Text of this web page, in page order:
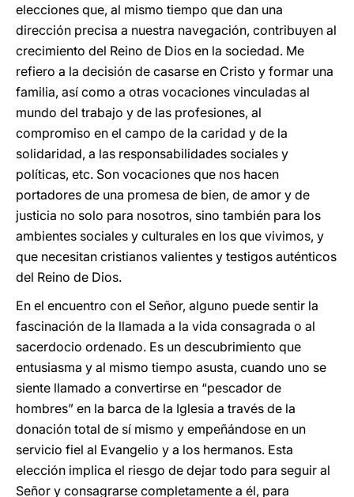
elecciones que, al mismo tiempo que dan una
dirección precisa a nuestra navegación, contribuyen al
crecimiento del Reino de Dios en la sociedad. Me
refiero a la decisión de casarse en Cristo y formar una
familia, así como a otras vocaciones vinculadas al
mundo del trabajo y de las profesiones, al
compromiso en el campo de la caridad y de la
solidaridad, a las responsabilidades sociales y
políticas, etc. Son vocaciones que nos hacen
portadores de una promesa de bien, de amor y de
justicia no solo para nosotros, sino también para los
ambientes sociales y culturales en los que vivimos, y
que necesitan cristianos valientes y testigos auténticos
del Reino de Dios.
En el encuentro con el Señor, alguno puede sentir la
fascinación de la llamada a la vida consagrada o al
sacerdocio ordenado. Es un descubrimiento que
entusiasma y al mismo tiempo asusta, cuando uno se
siente llamado a convertirse en “pescador de
hombres” en la barca de la Iglesia a través de la
donación total de sí mismo y empeñándose en un
servicio fiel al Evangelio y a los hermanos. Esta
elección implica el riesgo de dejar todo para seguir al
Señor y consagrarse completamente a él, para